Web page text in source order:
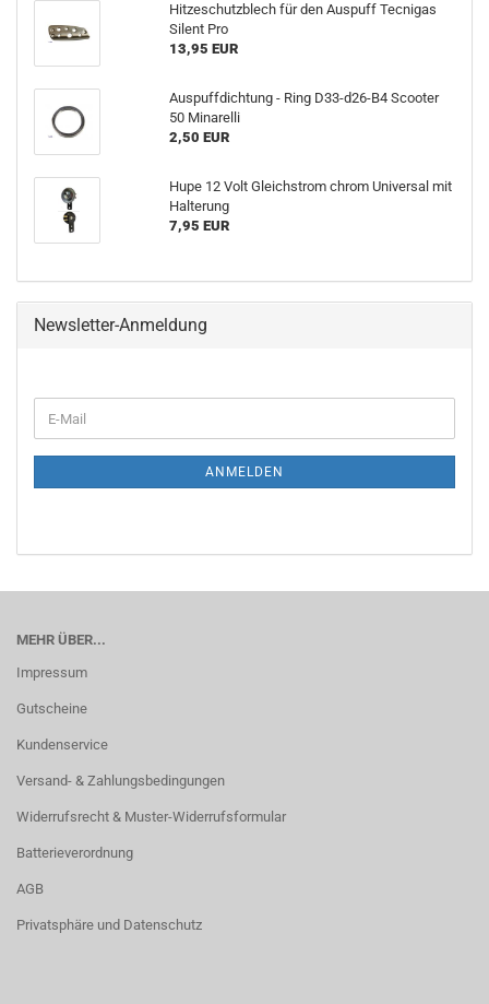
Hitzeschutzblech für den Auspuff Tecnigas
Silent Pro
13,95 EUR
Auspuffdichtung - Ring D33-d26-B4 Scooter
50 Minarelli
2,50 EUR
Hupe 12 Volt Gleichstrom chrom Universal mit
Halterung
7,95 EUR
Newsletter-Anmeldung
E-
Mail
ANMELDEN
MEHR ÜBER...
Impressum
Gutscheine
Kundenservice
Versand- & Zahlungsbedingungen
Widerrufsrecht & Muster-Widerrufsformular
Batterieverordnung
AGB
Privatsphäre und Datenschutz